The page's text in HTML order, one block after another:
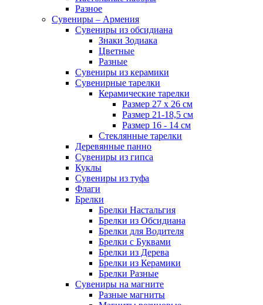
Разное
Сувениры – Армения
Сувениры из обсидиана
Знаки Зодиака
Цветные
Разные
Сувениры из керамики
Сувенирные тарелки
Керамические тарелки
Размер 27 х 26 см
Размер 21-18,5 см
Размер 16 - 14 см
Стеклянные тарелки
Деревянные панно
Сувениры из гипса
Куклы
Сувениры из туфа
Флаги
Брелки
Брелки Настальгия
Брелки из Обсидиана
Брелки для Водителя
Брелки с Буквами
Брелки из Дерева
Брелки из Керамики
Брелки Разные
Сувениры на магните
Разные магниты